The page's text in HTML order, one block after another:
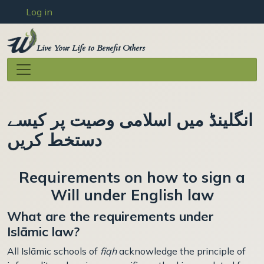
Skip to main content
User account menu
Log in
Live Your Life to Benefit Others
انگلینڈ میں اسلامی وصیت پر کیسے
دستخط کریں
Requirements on how to sign a
Will under English law
What are the requirements under
Islāmic law?
All Islāmic schools of fiqhacknowledge the principle of